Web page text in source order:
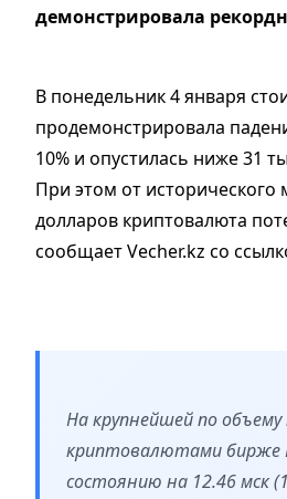
демонстрировала
В понедельник 4 января
продемонстрировала
10% и опустилась ниже 31
При этом от исторического
долларов криптовалюта
сообщает Vecher.kz со
На крупнейшей по
криптовалютами бирже
состоянию на 12.46 мск